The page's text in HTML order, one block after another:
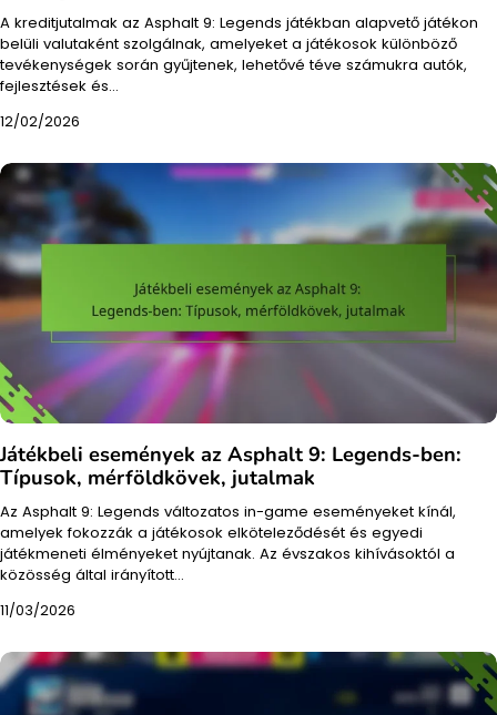
A kreditjutalmak az Asphalt 9: Legends játékban alapvető játékon
belüli valutaként szolgálnak, amelyeket a játékosok különböző
tevékenységek során gyűjtenek, lehetővé téve számukra autók,
fejlesztések és…
12/02/2026
Játékbeli események az Asphalt 9: Legends-ben:
Típusok, mérföldkövek, jutalmak
Az Asphalt 9: Legends változatos in-game eseményeket kínál,
amelyek fokozzák a játékosok elköteleződését és egyedi
játékmeneti élményeket nyújtanak. Az évszakos kihívásoktól a
közösség által irányított…
11/03/2026